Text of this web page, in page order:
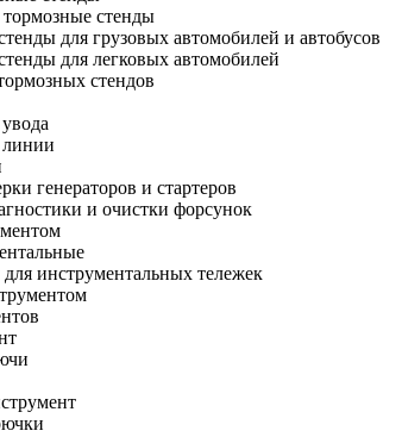
стенды
для грузовых автомобилей и автобусов
для легковых автомобилей
стендов
линии
генераторов и стартеров
и очистки форсунок
инструментальных тележек